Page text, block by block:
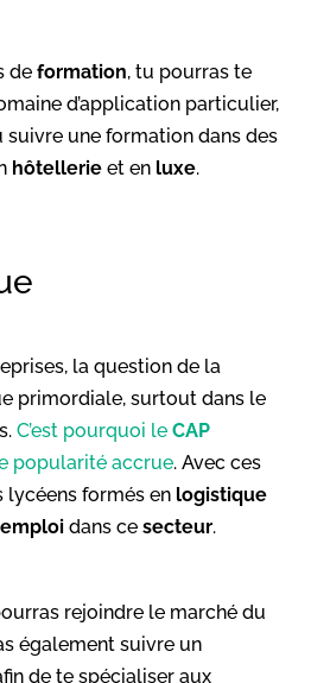
de formation, tu pourras te
d’application particulier,
suivre une formation dans des
hôtellerie et en luxe.
la question de la
primordiale, surtout dans le
C’est pourquoi le CAP
popularité accrue. Avec ces
lycéens formés en logistique
emploi dans ce secteur.
rejoindre le marché du
également suivre un
de te spécialiser aux